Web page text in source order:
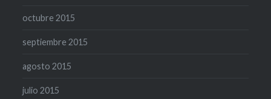
octubre 2015
septiembre 2015
agosto 2015
julio 2015